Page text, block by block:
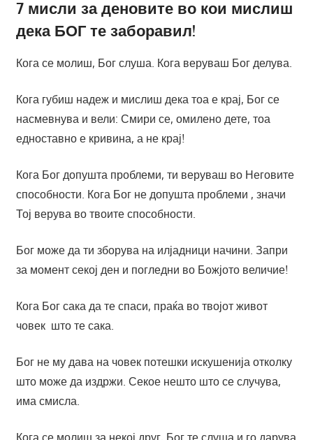
7 мисли за деновите во кои мислиш
дека БОГ те заборавил!
Кога се молиш, Бог слуша. Кога веруваш Бог делува.
Кога губиш надеж и мислиш дека тоа е крај, Бог се
насмевнува и вели: Смири се, омилено дете, тоа
едноставно е кривина, а не крај!
Кога Бог допушта проблеми, ти веруваш во Неговите
способности. Кога Бог не допушта проблеми , значи
Тој верува во твоите способности.
Бог може да ти зборува на илјадници начини. Запри
за момент секој ден и погледни во Божјото величие!
Кога Бог сака да те спаси, праќа во твојот живот
човек што те сака.
Бог не му дава на човек потешки искушенија отколку
што може да издржи. Секое нешто што се случува,
има смисла.
Кога се молиш за некој друг, Бог те слуша и го дарува